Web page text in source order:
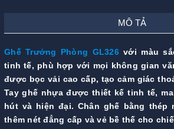
MÔ TẢ
Ghế Trưởng Phòng GL326với màu
tinh tế, phù hợp với mọi không gian
được bọc vải cao cấp, tạo cảm giác
Tay ghế nhựa được thiết kế tinh tế,
hút và hiện đại. Chân ghế bằng thép
thêm nét đẳng cấp và vẻ bề thế cho